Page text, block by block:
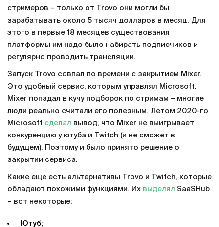
стримеров – только от Trovo они могли бы
зарабатывать около 5 тысяч долларов в месяц. Для
этого в первые 18 месяцев существования
платформы им надо было набирать подписчиков и
регулярно проводить трансляции.
Запуск Trovo совпал по времени с закрытием Mixer.
Это удобный сервис, которым управлял Microsoft.
Mixer попадал в кучу подборок по стримам – многие
люди реально считали его полезным. Летом 2020-го
Microsoft сделал вывод, что Mixer не выигрывает
конкуренцию у ютуба и Twitch (и не сможет в
будущем). Поэтому и было принято решение о
закрытии сервиса.
Какие еще есть альтернативы Trovo и Twitch, которые
обладают похожими функциями. Их выделял SaaSHub
– вот некоторые:
Ютуб;